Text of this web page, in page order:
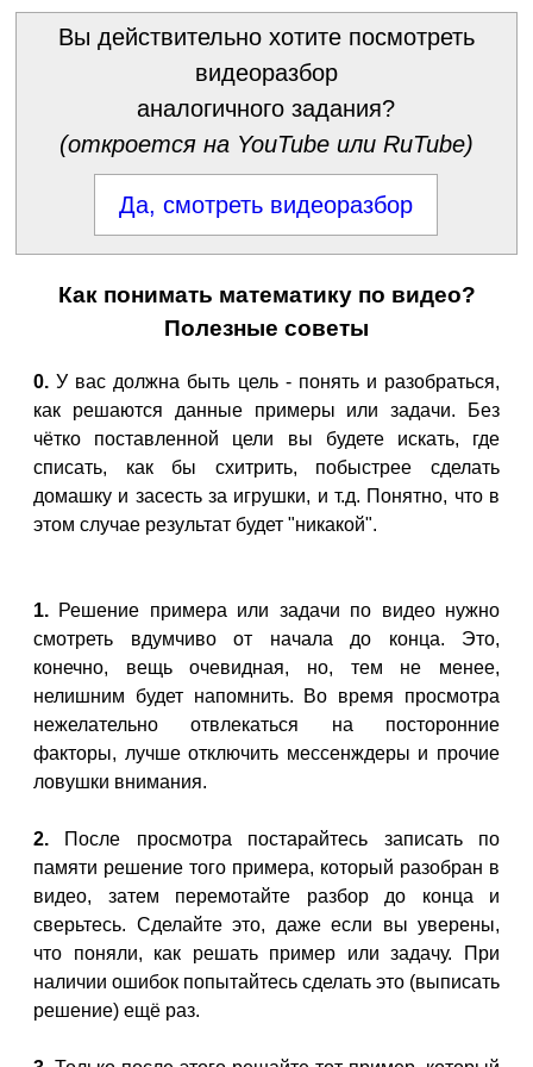
Вы действительно хотите посмотреть
видеоразбор
аналогичного задания?
(откроется на YouTube или RuTube)
Да, смотреть видеоразбор
Как понимать математику по видео?
Полезные советы
0. У вас должна быть цель - понять и разобраться,
как решаются данные примеры или задачи. Без
чётко поставленной цели вы будете искать, где
списать, как бы схитрить, побыстрее сделать
домашку и засесть за игрушки, и т.д. Понятно, что в
этом случае результат будет "никакой".
1. Решение примера или задачи по видео нужно
смотреть вдумчиво от начала до конца. Это,
конечно, вещь очевидная, но, тем не менее,
нелишним будет напомнить. Во время просмотра
нежелательно отвлекаться на посторонние
факторы, лучше отключить мессенждеры и прочие
ловушки внимания.
2. После просмотра постарайтесь записать по
памяти решение того примера, который разобран в
видео, затем перемотайте разбор до конца и
сверьтесь. Сделайте это, даже если вы уверены,
что поняли, как решать пример или задачу. При
наличии ошибок попытайтесь сделать это (выписать
решение) ещё раз.